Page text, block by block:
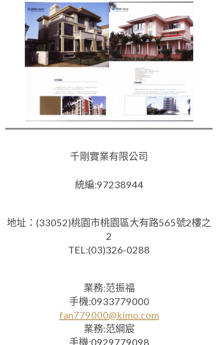
千剛實業有限公司
統編:97238944
地址：(33052)桃園市桃園區大有路565號2樓之
2
TEL:(03)326-0288
業務:范振福
手機:0933779000
fan779000@kimo.com
業務:范綱宸
手機:0929779098